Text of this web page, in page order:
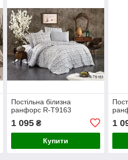
Постільна білизна
ранфорс R-T9163
1 095₴
Купити
1